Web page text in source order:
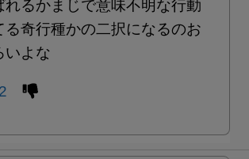
れるかまじで意味不明な行動
る奇行種かの二択になるのお
いよな
2